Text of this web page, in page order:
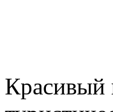
Красивый